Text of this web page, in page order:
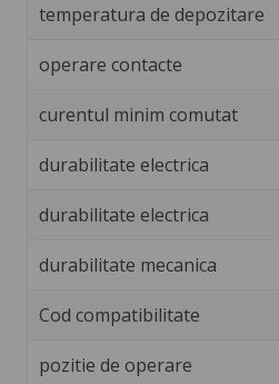
temperatura de depozitare
operare contacte
curentul minim comutat
durabilitate electrica
durabilitate electrica
durabilitate mecanica
Cod compatibilitate
pozitie de operare